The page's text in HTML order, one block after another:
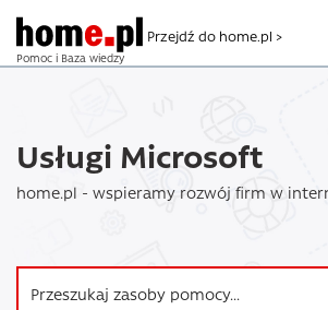
Pomoc i Baza wiedzy
Przejdź do home.pl >
Usługi Microsoft
home.pl - wspieramy rozwój firm w